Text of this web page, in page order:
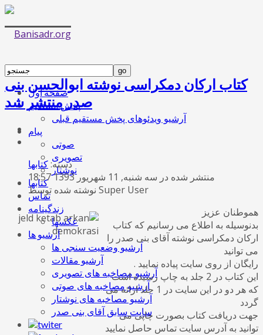
صفحه اول
پخش مستقیم
آرشیو ویدئوهای پخش مستقیم قبلی
پیام
صوتی
تصویری
نوشتار
کتابها
تماس
زندگینامه
عکسها
آرشیو ها
آرشیو وضعیت سنجی ها
آرشیو مقالات
آرشیو مصاخبه های تصویری
آرشیو مصاخبه های صوتی
آرشیو مصاخبه های نوشتار
سایت سابق آقای بنی صدر
کتاب ارکان دمکراسی نوشته ابوالحسن بنی
صدر منتشر شد
دسته:کتابها
منتشر شده در سه شنبه, 11 شهریور 1393 18:57
نوشته شده توسط Super User
هموطنان عزیز
بدنوسیله به اطلاع می رسانیم که کتاب
ارکان دمکراسی نوشته آقای بنی صدر را
می توانید
رایگان از روی سایت پیاده نمایید .
این کتاب در 2 جلد به چاپ رسیده است
که هر دو در این سایت در 1 جلد ارائه می
گردد
جهت دریافت کتاب بصورت چاپی می
توانید به آدرس سایت تماس حاصل نمایید